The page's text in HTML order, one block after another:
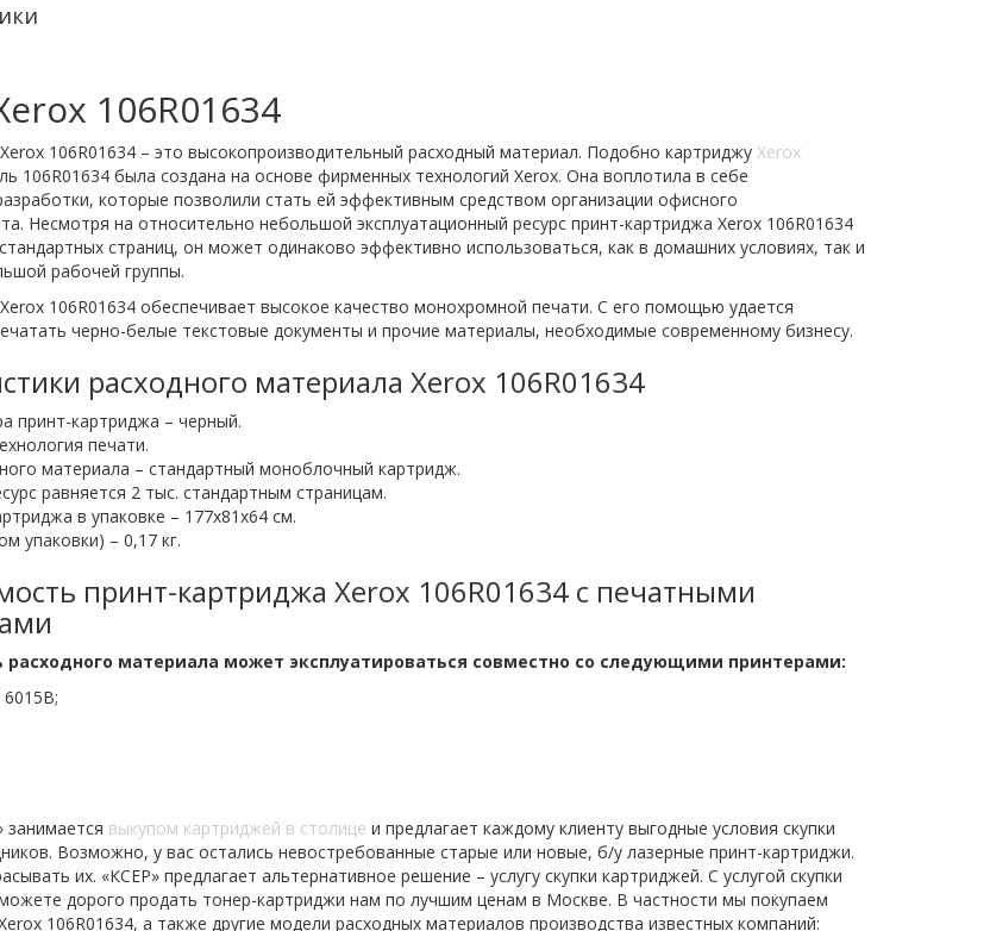
106R01634
106R01634 – это высокопроизводительный расходный материал. Подобно картриджу Xerox
106R01634 была создана на основе фирменных технологий Xerox. Она воплотила в себе
которые позволили стать ей эффективным средством организации офисного
Несмотря на относительно небольшой эксплуатационный ресурс принт-картриджа Xerox 106R01634
страниц, он может одинаково эффективно использоваться, как в домашних условиях, так и
рабочей группы.
106R01634 обеспечивает высокое качество монохромной печати. С его помощью удается
черно-белые текстовые документы и прочие материалы, необходимые современному бизнесу.
расходного материала Xerox 106R01634
принт-картриджа – черный.
печати.
материала – стандартный моноблочный картридж.
равняется 2 тыс. стандартным страницам.
в упаковке – 177х81х64 см.
упаковки) – 0,17 кг.
принт-картриджа Xerox 106R01634 с печатными
материала может эксплуатироваться совместно со следующими принтерами:
занимается выкупом картриджей в столице и предлагает каждому клиенту выгодные условия скупки
Возможно, у вас остались невостребованные старые или новые, б/у лазерные принт-картриджи.
их. «КСЕР» предлагает альтернативное решение – услугу скупки картриджей. С услугой скупки
дорого продать тонер-картриджи нам по лучшим ценам в Москве. В частности мы покупаем
106R01634, а также другие модели расходных материалов производства известных компаний: